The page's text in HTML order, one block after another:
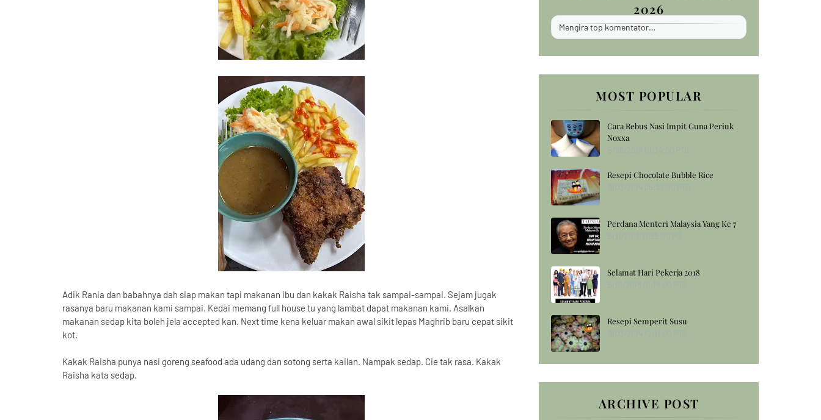
Adik Rania dan babahnya dah siap makan tapi makanan ibu dan kakak Raisha tak sampai-sampai. Sejam jugak
rasanya baru makanan kami sampai. Kedai memang full house tu yang lambat dapat makanan kami. Asalkan
makanan sedap kita boleh jela accepted kan. Next time kena keluar makan awal sikit lepas Maghrib baru cepat sikit
kot.
Kakak Raisha punya nasi goreng seafood ada udang dan sotong serta kailan. Nampak sedap. Cie tak rasa. Kakak
Raisha kata sedap.
2026
Mengira top komentator…
MOST POPULAR
Cara Rebus Nasi Impit Guna Periuk
Noxxa
Resepi Chocolate Bubble Rice
Perdana Menteri Malaysia Yang Ke 7
Selamat Hari Pekerja 2018
Resepi Semperit Susu
ARCHIVE POST